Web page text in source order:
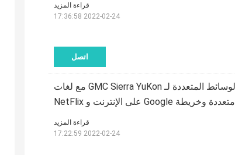
اتصل
قراءة المزيد
2022-02-24 17:36:58
PX6 4GB CarPlay / Android واجهة الوسائط المتعددة لـ GMC Sierra YuKon مع لغات
متعددة وخريطة Google على الإنترنت و NetFlix
قراءة المزيد
2022-02-24 17:22:59